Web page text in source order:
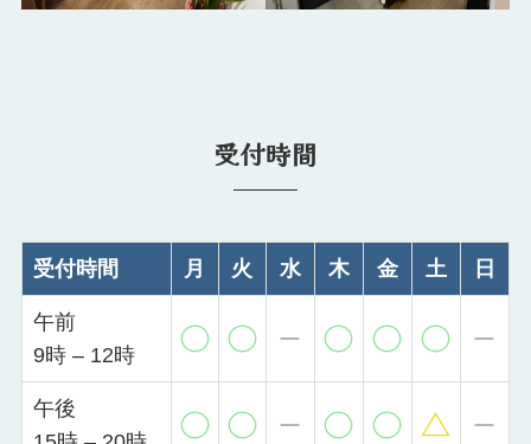
受付時間
受付時間 月 火 水 木 金 土 日
午前
9時 – 12時
午後